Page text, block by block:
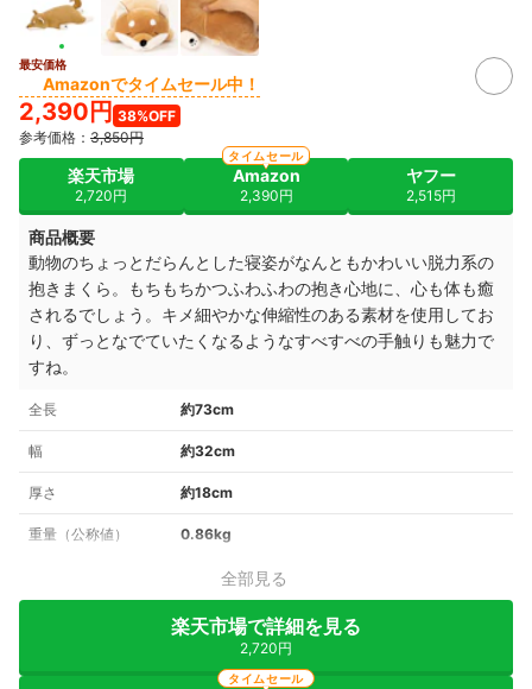
最安価格
Amazonでタイムセール中！
2,390円 38%OFF
参考価格： 3,850円
楽天市場
2,720円
Amazon
2,390円
タイムセール
ヤフー
2,515円
商品概要
動物のちょっとだらんとした寝姿がなんともかわいい脱力系の
抱きまくら。もちもちかつふわふわの抱き心地に、心も体も癒
されるでしょう。 キメ細やかな伸縮性のある素材を使用してお
り、ずっとなでていたくなるようなすべすべの手触りも魅力で
すね。
全長 約73cm
幅 約32cm
厚さ 約18cm
重量（公称値） 0.86kg
全部見る
楽天市場で詳細を見る
2,720円
タイムセール